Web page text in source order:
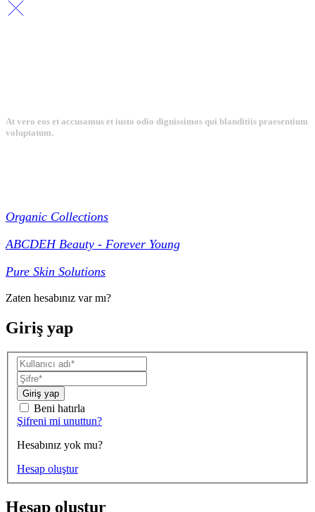
At vero eos et accusamus et iusto odio dignissimos qui blanditiis praesentium
voluptatum.
Organic Collections
ABCDEH Beauty - Forever Young
Pure Skin Solutions
Zaten hesabınız var mı?
Giriş yap
Giriş yap
Beni hatırla
Şifreni mi unuttun?
Hesabınız yok mu?
Hesap oluştur
Hesap oluştur